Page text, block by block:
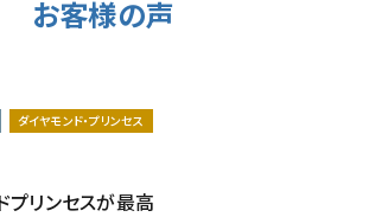
お客様の声
ダイヤモンド・プリンセス
プリンセスが最高